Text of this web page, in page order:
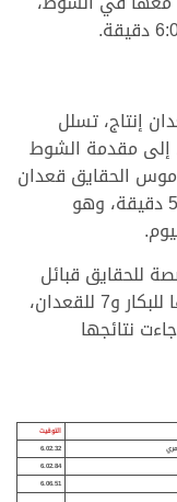
إنتاج، تسلل
إلى مقدمة الشوط
الحقايق قعدان
إنتاج في توقيت زمني قوي قدره 5:59:68 دقيقة، وهو
للحقايق قبائل
اليوم على مدار 15 شوطاً، خصصت 8 منها للبكار و7 للقعدان،
وجاءت نتائجها
التوقيت
6.02.32
6.02.84
6.06.51